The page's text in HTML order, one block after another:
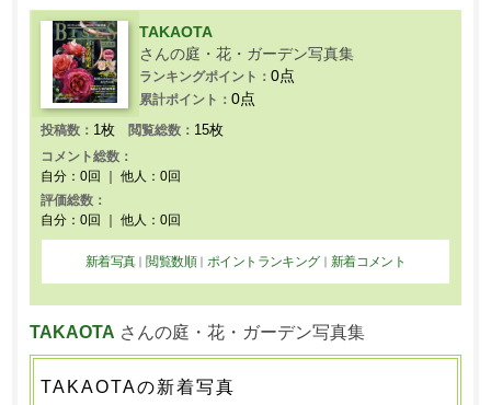
TAKAOTA
さんの庭・花・ガーデン写真集
投稿数： 1枚閲覧総数： 15枚
コメント総数：
自分：0回 ｜ 他人：0回
評価総数：
自分：0回 ｜ 他人：0回
ランキングポイント： 0点
累計ポイント： 0点
新着写真 ｜ 閲覧数順｜ ポイントランキング｜ 新着コメント
TAKAOTA さんの庭・花・ガーデン写真集
TAKAOTAの新着写真